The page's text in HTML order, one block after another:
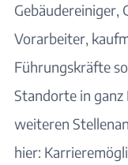
Gebäudereiniger,
Vorarbeiter,
Führungskräfte
Standorte in ganz
weiteren
hier: